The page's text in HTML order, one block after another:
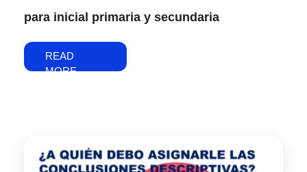
para inicial primaria y secundaria
READ
MORE